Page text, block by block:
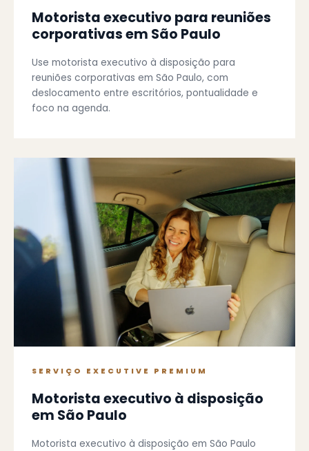
Motorista executivo para reuniões
corporativas em São Paulo
Use motorista executivo à disposição para
reuniões corporativas em São Paulo, com
deslocamento entre escritórios, pontualidade e
foco na agenda.
SERVIÇO EXECUTIVE PREMIUM
Motorista executivo à disposição
em São Paulo
Motorista executivo à disposição em São Paulo